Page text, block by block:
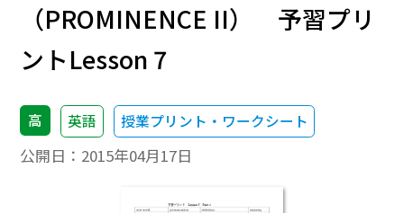
（PROMINENCE II） 予習プリ
ントLesson 7
高 英語 授業プリント・ワークシート
公開日： 2015年04月17日